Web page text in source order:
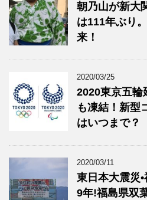
朝乃山が新大
は111年ぶり
来！
2020/03/25
2020東京五輪
も凍結！新型
はいつまで？
2020/03/11
東日本大震災
9年!福島県双